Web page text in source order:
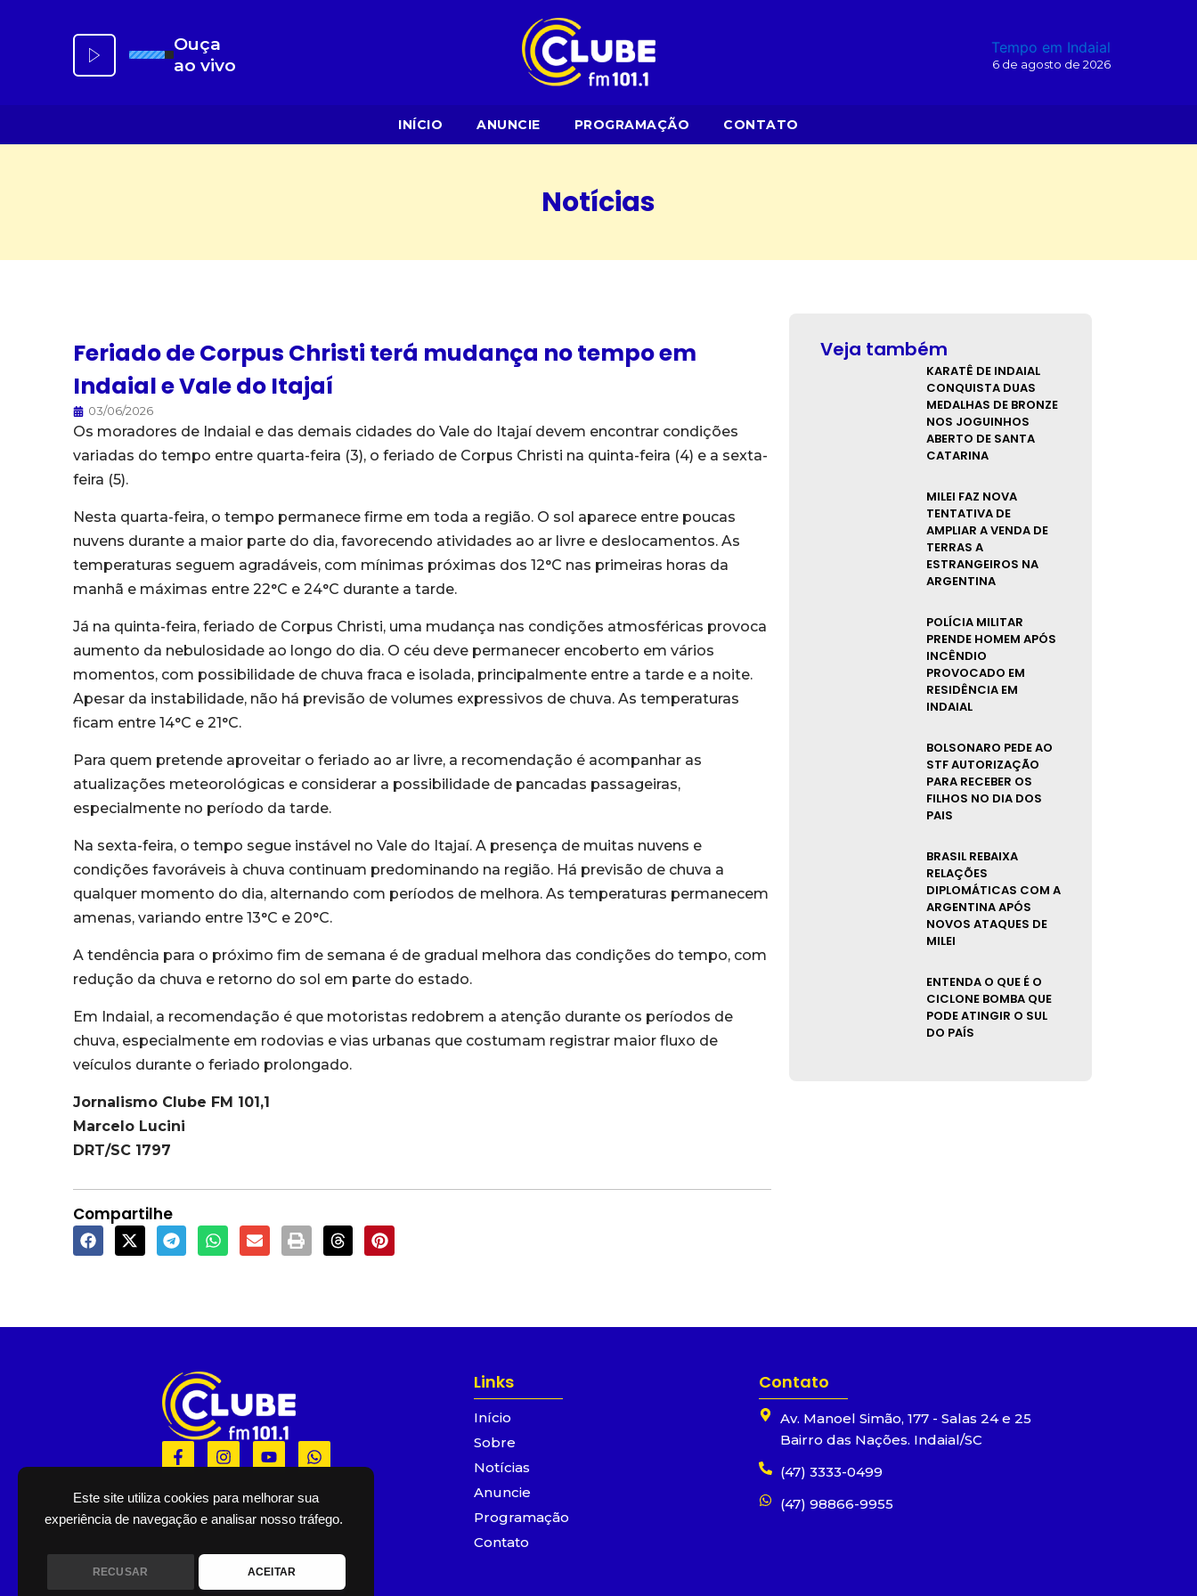
Este site utiliza cookies para melhorar sua
experiência de navegação e analisar nosso tráfego.
RECUSAR ACEITAR
Ouça
ao vivo
Tempo em Indaial
6 de agosto de 2026
INÍCIO ANUNCIE PROGRAMAÇÃO CONTATO
Notícias
Feriado de Corpus Christi terá mudança no tempo em
Indaial e Vale do Itajaí
03/06/2026
Os moradores de Indaial e das demais cidades do Vale do Itajaí devem encontrar condições
variadas do tempo entre quarta-feira (3), o feriado de Corpus Christi na quinta-feira (4) e a sexta-
feira (5).
Nesta quarta-feira, o tempo permanece firme em toda a região. O sol aparece entre poucas
nuvens durante a maior parte do dia, favorecendo atividades ao ar livre e deslocamentos. As
temperaturas seguem agradáveis, com mínimas próximas dos 12°C nas primeiras horas da
manhã e máximas entre 22°C e 24°C durante a tarde.
Já na quinta-feira, feriado de Corpus Christi, uma mudança nas condições atmosféricas provoca
aumento da nebulosidade ao longo do dia. O céu deve permanecer encoberto em vários
momentos, com possibilidade de chuva fraca e isolada, principalmente entre a tarde e a noite.
Apesar da instabilidade, não há previsão de volumes expressivos de chuva. As temperaturas
ficam entre 14°C e 21°C.
Para quem pretende aproveitar o feriado ao ar livre, a recomendação é acompanhar as
atualizações meteorológicas e considerar a possibilidade de pancadas passageiras,
especialmente no período da tarde.
Na sexta-feira, o tempo segue instável no Vale do Itajaí. A presença de muitas nuvens e
condições favoráveis à chuva continuam predominando na região. Há previsão de chuva a
qualquer momento do dia, alternando com períodos de melhora. As temperaturas permanecem
amenas, variando entre 13°C e 20°C.
A tendência para o próximo fim de semana é de gradual melhora das condições do tempo, com
redução da chuva e retorno do sol em parte do estado.
Em Indaial, a recomendação é que motoristas redobrem a atenção durante os períodos de
chuva, especialmente em rodovias e vias urbanas que costumam registrar maior fluxo de
veículos durante o feriado prolongado.
Jornalismo Clube FM 101,1
Marcelo Lucini
DRT/SC 1797
Compartilhe
Veja também
KARATÊ DE INDAIAL
CONQUISTA DUAS
MEDALHAS DE BRONZE
NOS JOGUINHOS
ABERTO DE SANTA
CATARINA
MILEI FAZ NOVA
TENTATIVA DE
AMPLIAR A VENDA DE
TERRAS A
ESTRANGEIROS NA
ARGENTINA
POLÍCIA MILITAR
PRENDE HOMEM APÓS
INCÊNDIO
PROVOCADO EM
RESIDÊNCIA EM
INDAIAL
BOLSONARO PEDE AO
STF AUTORIZAÇÃO
PARA RECEBER OS
FILHOS NO DIA DOS
PAIS
BRASIL REBAIXA
RELAÇÕES
DIPLOMÁTICAS COM A
ARGENTINA APÓS
NOVOS ATAQUES DE
MILEI
ENTENDA O QUE É O
CICLONE BOMBA QUE
PODE ATINGIR O SUL
DO PAÍS
F
a
e
b
o
k
f
I
n
t
g
a
Y
o
t
b
W
h
t
s
a
p
Links
Início
Sobre
Notícias
Anuncie
Programação
Contato
Contato
Av. Manoel Simão, 177 - Salas 24 e 25
Bairro das Nações. Indaial/SC
(47) 3333-0499
(47) 98866-9955